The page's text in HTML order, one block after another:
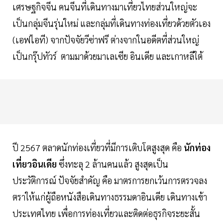
เศรษฐกิจจีน คนจีนที่เดินทางมาเที่ยวไทยส่วนใหญ่จะ
เป็นกลุ่มจีนรุ่นใหม่ และกลุ่มที่เดินทางท่องเที่ยวด้วยตัวเอง
(เอฟไอที) จากปัจจัยวีซ่าฟรี ต่างจากในอดีตที่ส่วนใหญ่
เป็นกรุ๊ปทัวร์ ตามมาด้วยมาเลเซีย อินเดีย และเกาหลีใต้
ปี 2567 ตลาดนักท่องเที่ยวที่มีการเติบโตสูงสุด คือ นักท่อง
เที่ยวอินเดีย ซึ่งทะลุ 2 ล้านคนแล้ว สูงสุดเป็น
ประวัติการณ์ ปัจจัยสำคัญ คือ มาตรการยกเว้นการตรวจลง
ตราให้แก่ผู้ถือหนังสือเดินทางธรรมดาอินเดีย เดินทางเข้า
ประเทศไทย เพื่อการท่องเที่ยวและติดต่อธุรกิจระยะสั้น